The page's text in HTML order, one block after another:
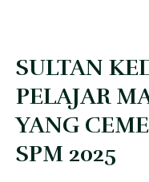
‎SULTAN
PELAJAR
YANG
SPM 2025